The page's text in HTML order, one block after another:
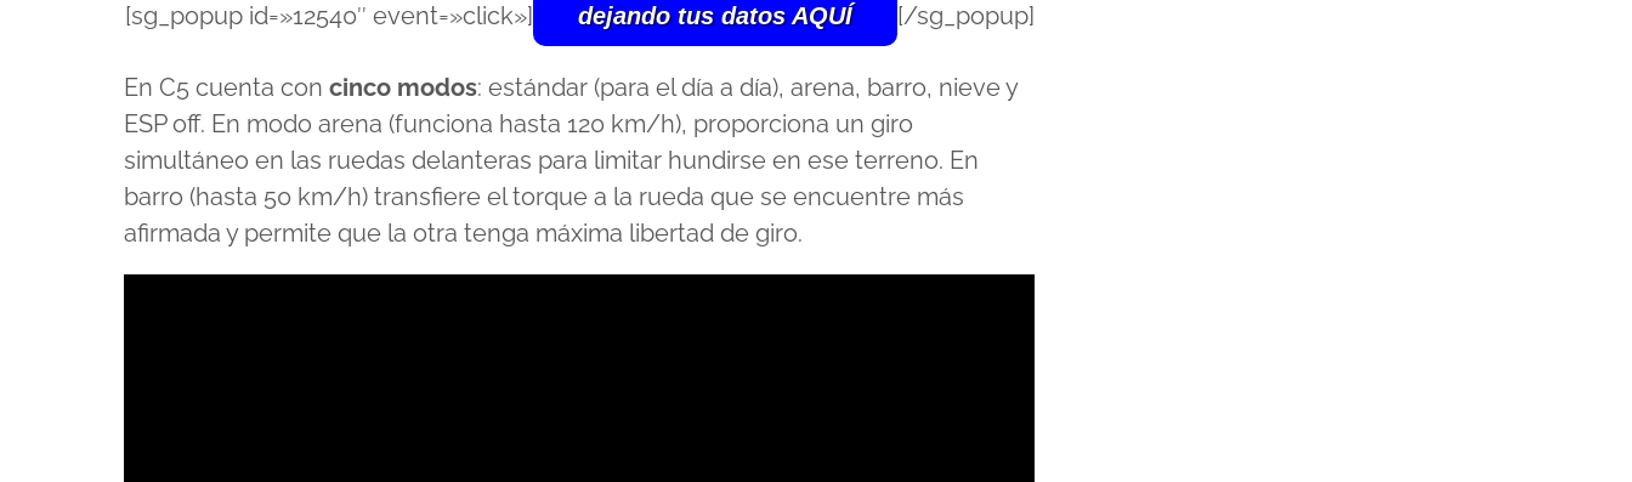
[sg_popup id=»12540″ event=»click»]
dejando tus datos AQUÍ
[/sg_popup]
En C5 cuenta con cinco modos: estándar (para el día a día), arena, barro, nieve y
ESP off. En modo arena (funciona hasta 120 km/h), proporciona un giro
simultáneo en las ruedas delanteras para limitar hundirse en ese terreno. En
barro (hasta 50 km/h) transfiere el torque a la rueda que se encuentre más
afirmada y permite que la otra tenga máxima libertad de giro.